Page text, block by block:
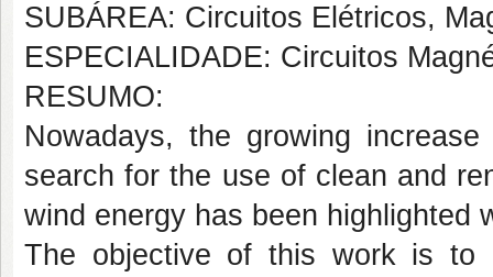
SUBÁREA: Circuitos Elétricos,
ESPECIALIDADE: Circuitos
RESUMO:
Nowadays, the growing
search for the use of clean and
wind energy has been highlighted
The objective of this work is to